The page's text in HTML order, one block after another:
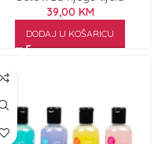
39,00 KM
DODAJ U KOŠARICU